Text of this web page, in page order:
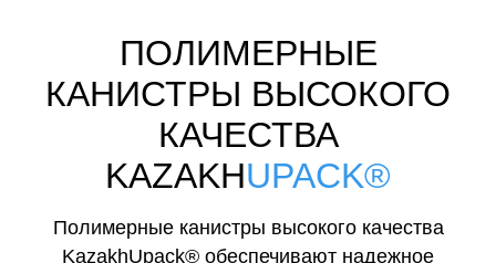
ПОЛИМЕРНЫЕ
КАНИСТРЫ ВЫСОКОГО
КАЧЕСТВА
KAZAKHUPACK®
Полимерные канистры высокого качества
KazakhUpack® обеспечивают надежное